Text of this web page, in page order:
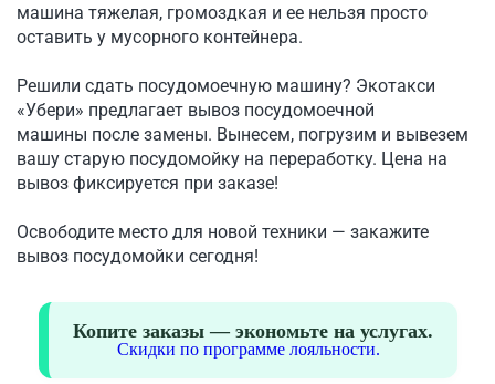
машина тяжелая, громоздкая и ее нельзя просто
оставить у мусорного контейнера.
Решили сдать посудомоечную машину? Экотакси
«Убери» предлагает вывоз посудомоечной
машины после замены. Вынесем, погрузим и вывезем
вашу старую посудомойку на переработку. Цена на
вывоз фиксируется при заказе!
Освободите место для новой техники — закажите
вывоз посудомойки сегодня!
Копите заказы — экономьте на услугах.
Скидки по программе лояльности.